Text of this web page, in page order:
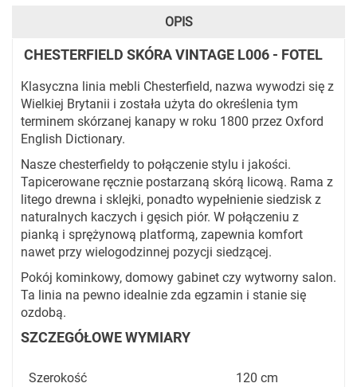
OPIS
CHESTERFIELD SKÓRA VINTAGE L006 - FOTEL
Klasyczna linia mebli Chesterfield, nazwa wywodzi się z
Wielkiej Brytanii i została użyta do określenia tym
terminem skórzanej kanapy w roku 1800 przez Oxford
English Dictionary.
Nasze chesterfieldy to połączenie stylu i jakości.
Tapicerowane ręcznie postarzaną skórą licową. Rama z
litego drewna i sklejki, ponadto wypełnienie siedzisk z
naturalnych kaczych i gęsich piór. W połączeniu z
pianką i sprężynową platformą, zapewnia komfort
nawet przy wielogodzinnej pozycji siedzącej.
Pokój kominkowy, domowy gabinet czy wytworny salon.
Ta linia na pewno idealnie zda egzamin i stanie się
ozdobą.
SZCZEGÓŁOWE WYMIARY
Szerokość 120 cm